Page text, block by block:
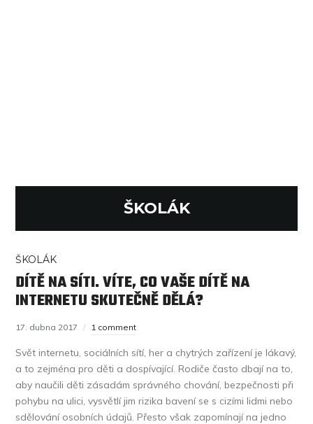
ŠKOLÁK
ŠKOLÁK
DÍTĚ NA SÍTI. VÍTE, CO VAŠE DÍTĚ NA
INTERNETU SKUTEČNĚ DĚLÁ?
17. dubna 2017 1 comment
Svět internetu, sociálních sítí, her a chytrých zařízení je lákavý,
a to zejména pro děti a dospívající. Rodiče často dbají na to,
aby naučili děti zásadám správného chování, bezpečnosti při
pohybu na ulici, vysvětlí jim rizika bavení se s cizími lidmi nebo
sdělování osobních údajů. Přesto však zapomínají na jedno